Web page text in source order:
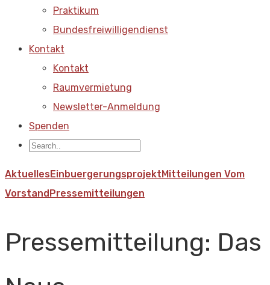
Praktikum
Bundesfreiwilligendienst
Kontakt
Kontakt
Raumvermietung
Newsletter-Anmeldung
Spenden
AktuellesEinbuergerungsprojektMitteilungen Vom
VorstandPressemitteilungen
Pressemitteilung: Das